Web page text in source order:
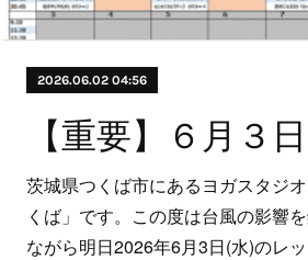
2026.06.02 04:56
茨城県つくば市にあるヨガスタジ
くば」です。この度は台風の影響
ながら明日2026年6月3日(水)のレ